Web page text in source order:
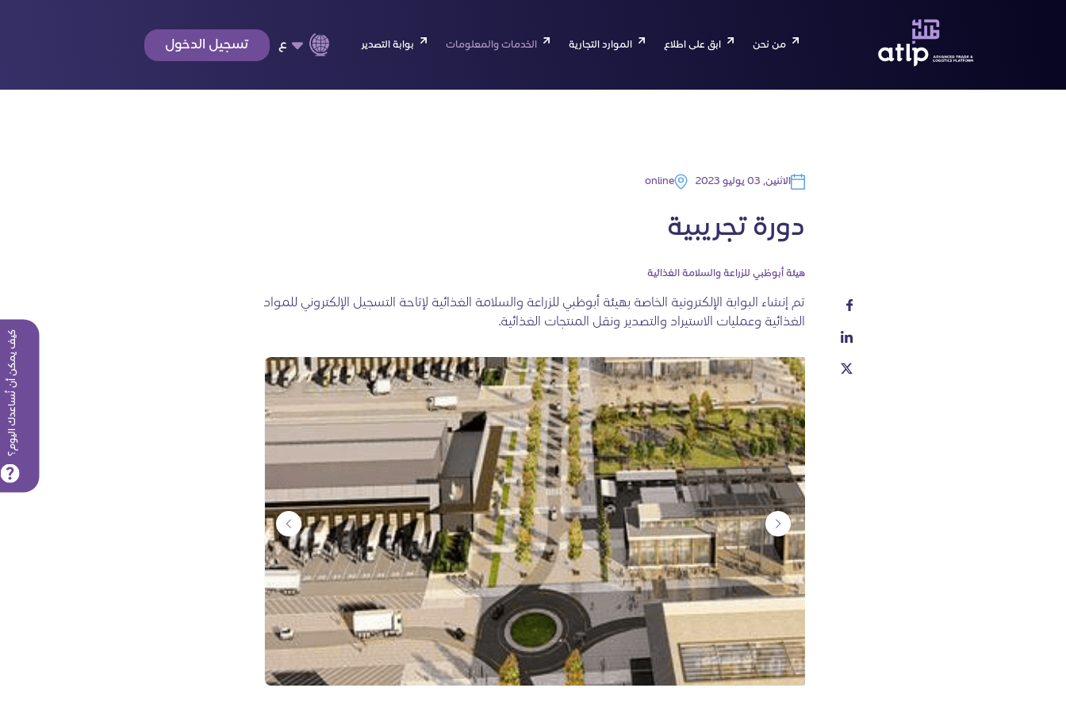
كيف يمكن أن نُساعدك اليوم؟
من نحن ابق على اطلاع الموارد التجارية الخدمات والمعلومات بوابة التصدير ع تسجيل الدخول
الاثنين, 03 يوليو 2023 online
دورة تجريبية
هيئة أبوظبي للزراعة والسلامة الغذائية
تم إنشاء البوابة الإلكترونية الخاصة بهيئة أبوظبي للزراعة والسلامة الغذائية لإتاحة التسجيل الإلكتروني للمواد
الغذائية وعمليات الاستيراد والتصدير ونقل المنتجات الغذائية.